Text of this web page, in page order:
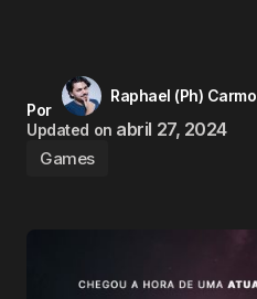
Por
Raphael (Ph) Carmo
Updated on abril 27, 2024
Games